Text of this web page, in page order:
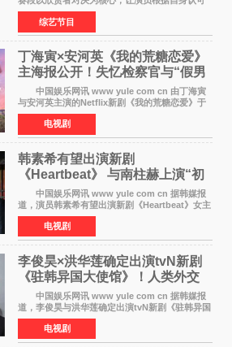
选择对手，在作品碰撞中完成一次喜剧创作者之
间的交流。这里有实力相当的正面对抗，也有老
朋友、老对手之
综艺节目
丁海寅×安河英《我的荒糖恋爱》
主海报公开！失忆检察官与“假男
友”同居罗曼史来
中国娱乐网讯 www yule com cn 由丁海寅
与安河英主演的Netflix新剧《我的荒糖恋爱》于
近日公开主海报，正式进入开播倒计时。 海
报中，两人并肩站在充满怀旧气息的九津麦芽村
街道上，丁
电视剧
韩素希有望出演新剧
《Heartbeat》 与南柱赫上演“初
恋归来”奇幻罗曼史
中国娱乐网讯 www yule com cn 据韩媒报
道，演员韩素希有望出演新剧《Heartbeat》女主
角，与南柱赫合作，引发高度关注。 韩素希
在剧中饰演能够看到过去的女人洪莎朗一角，因
初恋的意外
电视剧
李俊昊×洪华莲确定出演tvN新剧
《驻韩异国大使馆》！人类外交
官与“龙”大使的奇幻
中国娱乐网讯 www yule com cn 据韩媒报
道，李俊昊与洪华莲确定出演tvN新剧《驻韩异国
大使馆》，分别担任男女主角，引发期待。
该剧讲述了一位因管理驻韩异国大使馆（负责管
理居住在大韩
电视剧